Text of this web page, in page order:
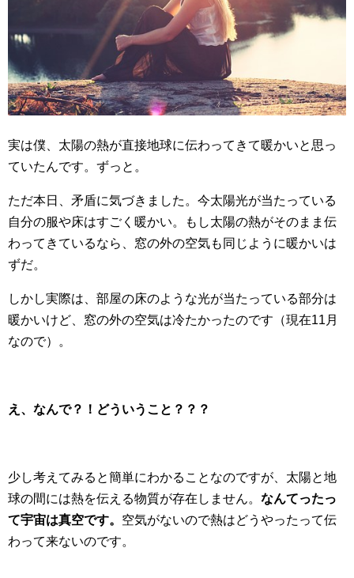
実は僕、太陽の熱が直接地球に伝わってきて暖かいと思っ
ていたんです。ずっと。
ただ本日、矛盾に気づきました。今太陽光が当たっている
自分の服や床はすごく暖かい。もし太陽の熱がそのまま伝
わってきているなら、窓の外の空気も同じように暖かいは
ずだ。
しかし実際は、部屋の床のような光が当たっている部分は
暖かいけど、窓の外の空気は冷たかったのです（現在11月
なので）。
え、なんで？！どういうこと？？？
少し考えてみると簡単にわかることなのですが、太陽と地
球の間には熱を伝える物質が存在しません。 なんてったっ
て宇宙は真空です。 空気がないので熱はどうやったって伝
わって来ないのです。